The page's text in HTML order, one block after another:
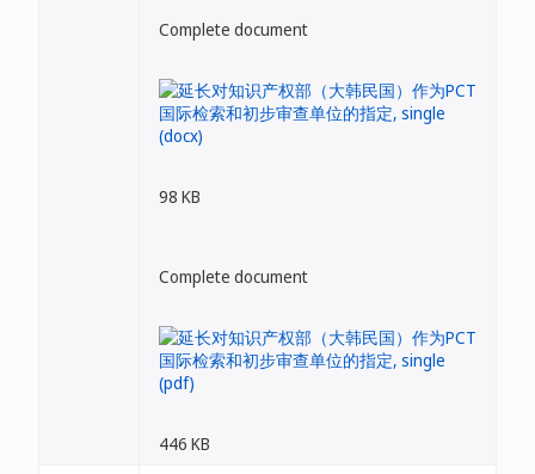
Complete document
98 KB
Complete document
446 KB